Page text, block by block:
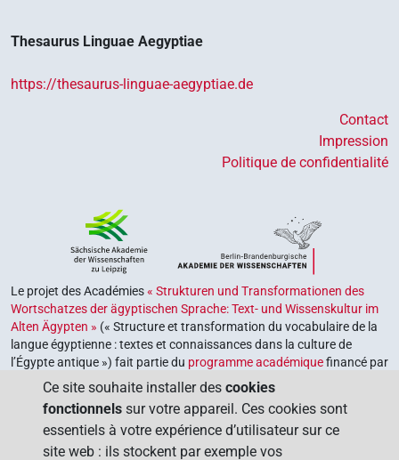
Thesaurus Linguae Aegyptiae
https://thesaurus-linguae-aegyptiae.de
Contact
Impression
Politique de confidentialité
Le projet des Académies« Strukturen und Transformationen des
Wortschatzes der ägyptischen Sprache: Text- und Wissenskultur im
Alten Ägypten » (« Structure et transformation du vocabulaire de la
langue égyptienne : textes et connaissances dans la culture de
l’Égypte antique ») fait partie du programme académiquefinancé par
le gouvernement fédéral et les gouvernements des Länder de la
République fédérale d’Allemagne, dont le but est de préserver,
retrouver et explorer notre héritage culturel. Le programme est
coordonné par l’Union des académies allemandes des sciences et
des lettres .
Ce site souhaite installer des cookies
fonctionnels sur votre appareil. Ces cookies sont
essentiels à votre expérience d’utilisateur sur ce
site web : ils stockent par exemple vos